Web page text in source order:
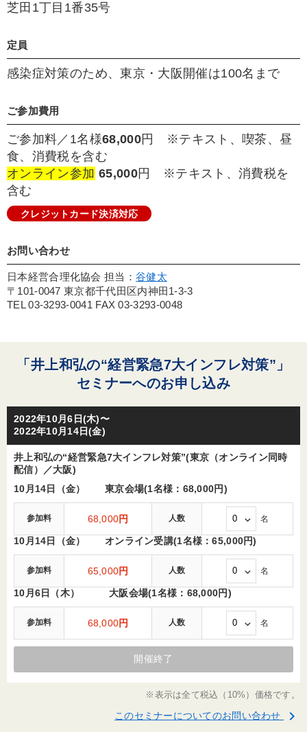
芝田1丁目1番35号
定員
感染症対策のため、東京・大阪開催は100名まで
ご参加費用
ご参加料／1名様68,000円 ※テキスト、喫茶、昼
食、消費税を含む
オンライン参加 65,000円 ※テキスト、消費税を
含む
クレジットカード決済対応
お問い合わせ
日本経営合理化協会 担当：谷健太
〒101-0047 東京都千代田区内神田1-3-3
TEL 03-3293-0041 FAX 03-3293-0048
「井上和弘の“経営緊急7大インフレ対策”」
セミナーへのお申し込み
2022年10月6日(木)〜
2022年10月14日(金)
井上和弘の“経営緊急7大インフレ対策”(東京（オンライン同時
配信）／大阪)
10月14日（金） 東京会場(1名様：68,000円)
参加料 68,000円 人数 名
10月14日（金） オンライン受講(1名様：65,000円)
参加料 65,000円 人数 名
10月6日（木） 大阪会場(1名様：68,000円)
参加料 68,000円 人数 名
開催終了
※表示は全て税込（10%）価格です。
このセミナーについてのお問い合わせ keyboard_arrow_right